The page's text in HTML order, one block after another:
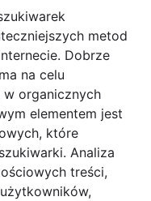
metod
Dobrze
na celu
organicznych
elementem jest
które
Analiza
treści,